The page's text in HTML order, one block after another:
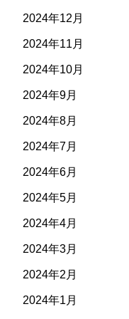
2024年12月
2024年11月
2024年10月
2024年9月
2024年8月
2024年7月
2024年6月
2024年5月
2024年4月
2024年3月
2024年2月
2024年1月